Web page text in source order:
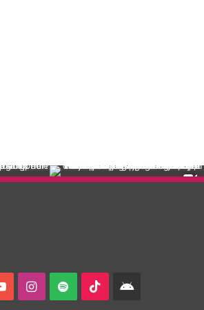
YouTubeInstagram
Spotify TikTokAndroid